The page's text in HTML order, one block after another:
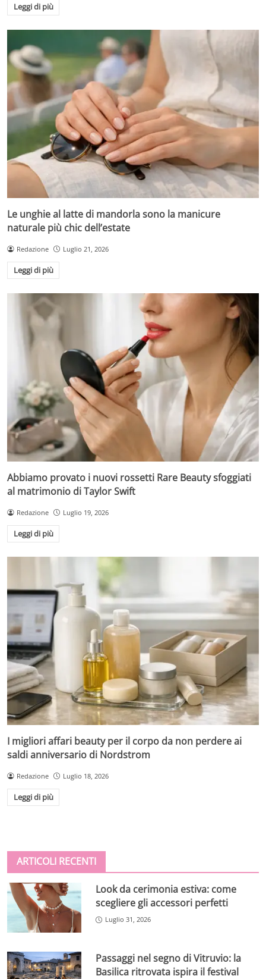
Leggi di più
Le unghie al latte di mandorla sono la manicure
naturale più chic dell’estate
Redazione Luglio 21, 2026
Leggi di più
Abbiamo provato i nuovi rossetti Rare Beauty sfoggiati
al matrimonio di Taylor Swift
Redazione Luglio 19, 2026
Leggi di più
I migliori affari beauty per il corpo da non perdere ai
saldi anniversario di Nordstrom
Redazione Luglio 18, 2026
Leggi di più
ARTICOLI RECENTI
Look da cerimonia estiva: come
scegliere gli accessori perfetti
Luglio 31, 2026
Passaggi nel segno di Vitruvio: la
Basilica ritrovata ispira il festival